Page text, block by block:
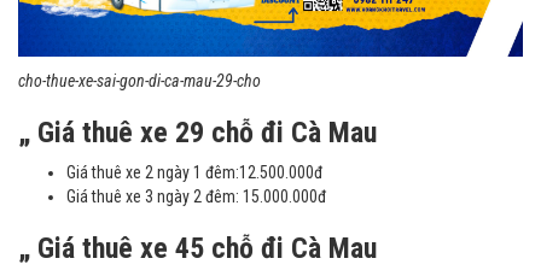
cho-thue-xe-sai-gon-di-ca-mau-29-cho
„ Giá thuê xe 29 chỗ đi Cà Mau
Giá thuê xe 2 ngày 1 đêm:12.500.000đ
Giá thuê xe 3 ngày 2 đêm: 15.000.000đ
„ Giá thuê xe 45 chỗ đi Cà Mau